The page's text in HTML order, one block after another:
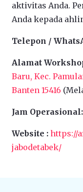
aktivitas Anda.
Anda kepada
Telepon /
Alamat
Baru, Kec.
Banten 15416
Jam Operasional:
Website : https://
jabodetabek/